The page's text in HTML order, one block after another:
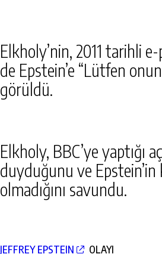
Elkholy’nin, 2011 tarihli
de Epstein’e “Lütfen
görüldü.
Elkholy, BBC’ye yaptığı
duyduğunu ve
olmadığını savundu.
JEFFREY EPSTEIN OLAYI